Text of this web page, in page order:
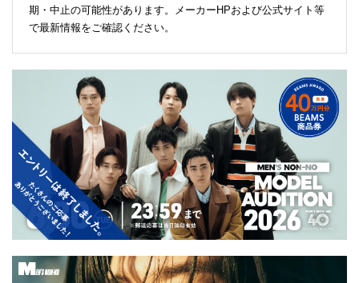
期・中止の可能性があります。メーカーHPおよび公式サイト等
で最新情報をご確認ください。